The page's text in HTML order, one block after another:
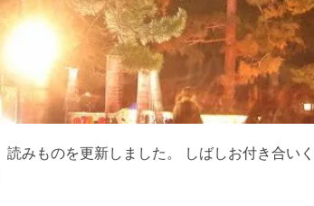
みものを更新しました。 しばしお付き合